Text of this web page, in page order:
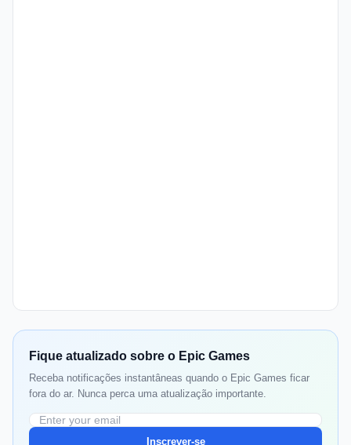
Fique atualizado sobre o Epic Games
Receba notificações instantâneas quando o Epic Games ficar
fora do ar. Nunca perca uma atualização importante.
Inscrever-se